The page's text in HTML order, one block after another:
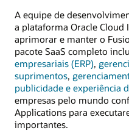
A equipe de
a plataforma Oracle Cloud
aprimorar e manter o
pacote SaaS completo
empresariais (ERP),
suprimentos,
publicidade e experiência
empresas pelo mundo
Applications para
importantes.